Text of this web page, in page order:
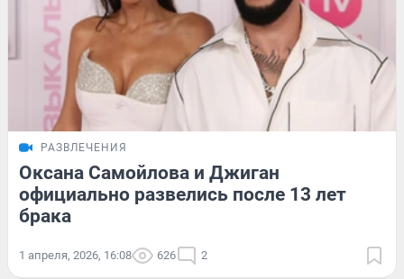
РАЗВЛЕЧЕНИЯ
Оксана Самойлова и Джиган
официально развелись после 13 лет
брака
1 апреля, 2026, 16:08 626 2